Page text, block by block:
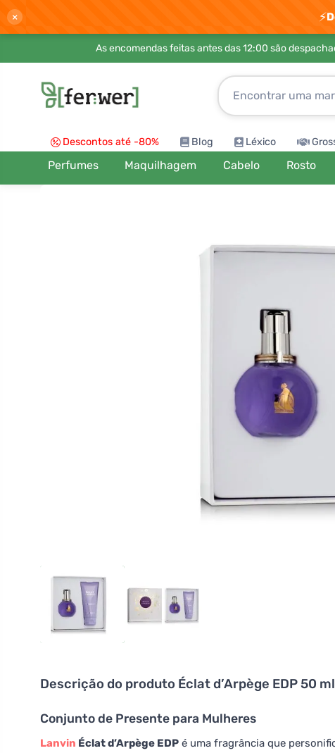
× ⚡
As encomendas feitas antes das 12:00 são
Descontos até -80% Blog Léxico
Perfumes Maquilhagem Cabelo Rosto
Descrição do produto Éclat d’Arpège EDP 50
Conjunto de Presente para Mulheres
Lanvin Éclat d’Arpège EDP é uma fragrância que